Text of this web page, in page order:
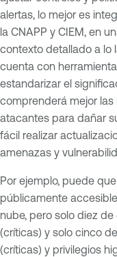
alertas, lo mejor es
la CNAPP y CIEM, en
contexto detallado a lo
cuenta con
estandarizar el
comprenderá mejor
atacantes para dañar
fácil realizar
amenazas y
Por ejemplo, puede
públicamente
nube, pero solo diez
(críticas) y solo cinco
(críticas) y privilegios